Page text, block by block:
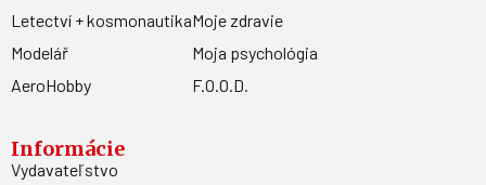
Letectví + kosmonautika
Modelář
AeroHobby
Moje zdravie
Moja psychológia
F.O.O.D.
Informácie
Vydavateľstvo